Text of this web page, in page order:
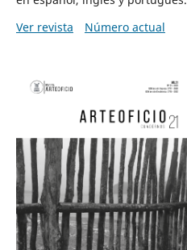
Ver revista
Número actual